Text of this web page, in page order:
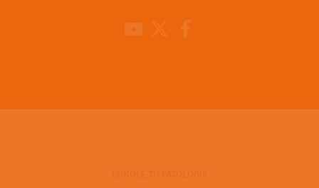
Youtube Channel